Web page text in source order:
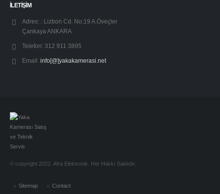
İLETİŞİM
Adres: : Lizbon Cd. No:19 A.Öveçler
Çankaya ANKARA
Telefon: 312 911 3895
Email: info[@]yakakamerasi.net
© copyright 2022. Afra Elektronik. Her Hakkı Saklıdır.
Sitemap Contact